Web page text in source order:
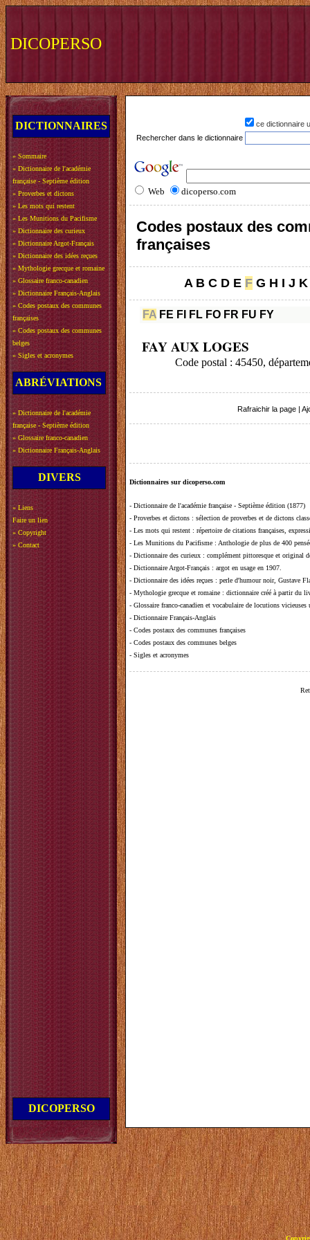
DICOPERSO
DICTIONNAIRES
» Sommaire
» Dictionnaire de l'académie
française - Septième édition
» Proverbes et dictons
» Les mots qui restent
» Les Munitions du Pacifisme
» Dictionnaire des curieux
» Dictionnaire Argot-Français
» Dictionnaire des idées reçues
» Mythologie grecque et romaine
» Glossaire franco-canadien
» Dictionnaire Français-Anglais
» Codes postaux des communes
françaises
» Codes postaux des communes
belges
» Sigles et acronymes
ABRÉVIATIONS
» Dictionnaire de l'académie
française - Septième édition
» Glossaire franco-canadien
» Dictionnaire Français-Anglais
DIVERS
» Liens
Faire un lien
» Copyright
» Contact
DICOPERSO
ce dictionnaire
Rechercher dans le dictionnaire
Web dicoperso.com
Codes postaux des
françaises
A B C D E F G H I J K
FA FE FI FL FO FR FU FY
FAY AUX LOGES
Code postal : 45450,
Rafraichir la page
Dictionnaires sur dicoperso.com
- Dictionnaire de l'académie française - Septième édition (1877)
- Proverbes et dictons : sélection de proverbes et de dictons
- Les mots qui restent : répertoire de citations françaises,
- Les Munitions du Pacifisme : Anthologie de plus de 400
- Dictionnaire des curieux : complément pittoresque et original
- Dictionnaire Argot-Français : argot en usage en 1907.
- Dictionnaire des idées reçues : perle d'humour noir, Gustave
- Mythologie grecque et romaine : dictionnaire créé à partir du
- Glossaire franco-canadien et vocabulaire de locutions vicieuses
- Dictionnaire Français-Anglais
- Codes postaux des communes françaises
- Codes postaux des communes belges
- Sigles et acronymes